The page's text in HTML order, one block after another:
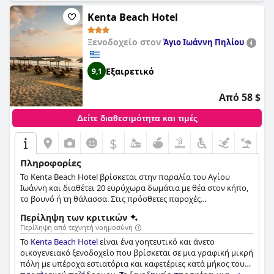
λαμβάνει υψηλούς επαίνους από τους επισκέπτες, ενώ πολλοί
το περιγράφουν ως φιλικό, ευγενικό και εξυπηρετικό. Η
βαθμολογία τεσσάρων αστέρων του ξενοδοχείου έχει λάβει
ανάμεικτα σχόλια, αλλά οι εγκαταστάσεις εξακολουθούν να
βρίσκονται σε καλή κατάσταση λειτουργίας. Συνολικά, το
Portaria Hotelυπόσχεται μια άνετη και αναζωογονητική
διαμονή με φανταστικές ανέσεις.
Kenta Beach Hotel
Ξενοδοχείο στον Άγιο Ιωάννη Πηλίου
9,1 Εξαιρετικό
Από 58 $
Δείτε διαθεσιμότητα και τιμές
$
Πληροφορίες
Το Kenta Beach Hotel βρίσκεται στην παραλία του Αγίου
Ιωάννη και διαθέτει 20 ευρύχωρα δωμάτια με θέα στον κήπο,
το βουνό ή τη θάλασσα. Στις πρόσθετες παροχές
και χώρος στάθμευσης στη γύρω περιοχή.
Περίληψη των κριτικών
Περίληψη από τεχνητή νοημοσύνη
Το Kenta Beach Hotelείναι ένα γοητευτικό και άνετο
οικογενειακό ξενοδοχείο που βρίσκεται σε μια γραφική μικρή
πόλη με υπέροχα εστιατόρια και καφετέριες κατά μήκος του